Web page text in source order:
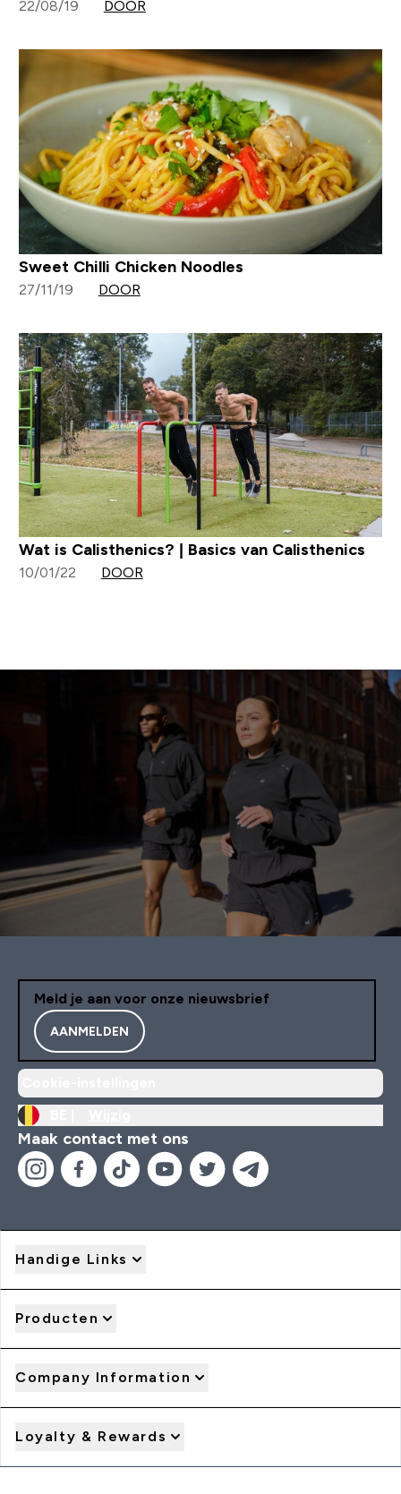
22/08/19 DOOR
Sweet Chilli Chicken Noodles
27/11/19 DOOR
Wat is Calisthenics? | Basics van Calisthenics
10/01/22 DOOR
Meld je aan voor onze nieuwsbrief
AANMELDEN
Maak contact met ons
Handige Links
Producten
Company Information
Loyalty & Rewards